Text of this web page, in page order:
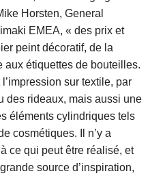
Horsten, General
EMEA, « des prix et
peint décoratif, de la
étiquettes de bouteilles.
sur textile, par
des rideaux, mais aussi une
éléments cylindriques tels
cosmétiques. Il n’y a
ce qui peut être réalisé, et
source d’inspiration,